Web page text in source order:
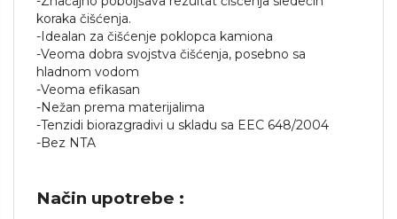
koraka čišćenja.
-Idealan za čišćenje poklopca kamiona
-Veoma dobra svojstva čišćenja, posebno sa
hladnom vodom
-Veoma efikasan
-Nežan prema materijalima
-Tenzidi biorazgradivi u skladu sa EEC 648/2004
-Bez NTA
Način upotrebe :